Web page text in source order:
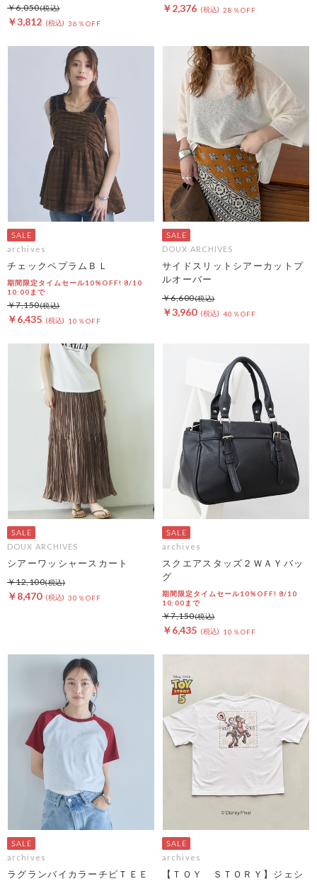
￥3,812 36％OFF
￥6,050 ￥2,376 28％OFF
archives
チェックペプラムＢＬ
期間限定タイムセール10%OFF! 8/10
10:00まで
￥6,435 10％OFF
￥7,150
DOUX ARCHIVES
サイドスリットシアーカットプ
ルオーバー
￥3,960 40％OFF
￥6,600
DOUX ARCHIVES
シアーワッシャースカート
￥8,470 30％OFF
￥12,100
archives
スクエアスタッズ２ＷＡＹバッ
グ
期間限定タイムセール10%OFF! 8/10
10:00まで
￥6,435 10％OFF
￥7,150
archives
ラグランバイカラーチビＴＥＥ
archives
【ＴＯＹ ＳＴＯＲＹ】ジェシ